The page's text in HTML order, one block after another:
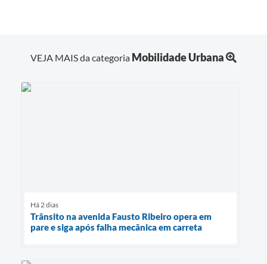
VEJA MAIS da categoria Mobilidade Urbana
Há 2 dias
Trânsito na avenida Fausto Ribeiro opera em
pare e siga após falha mecânica em carreta